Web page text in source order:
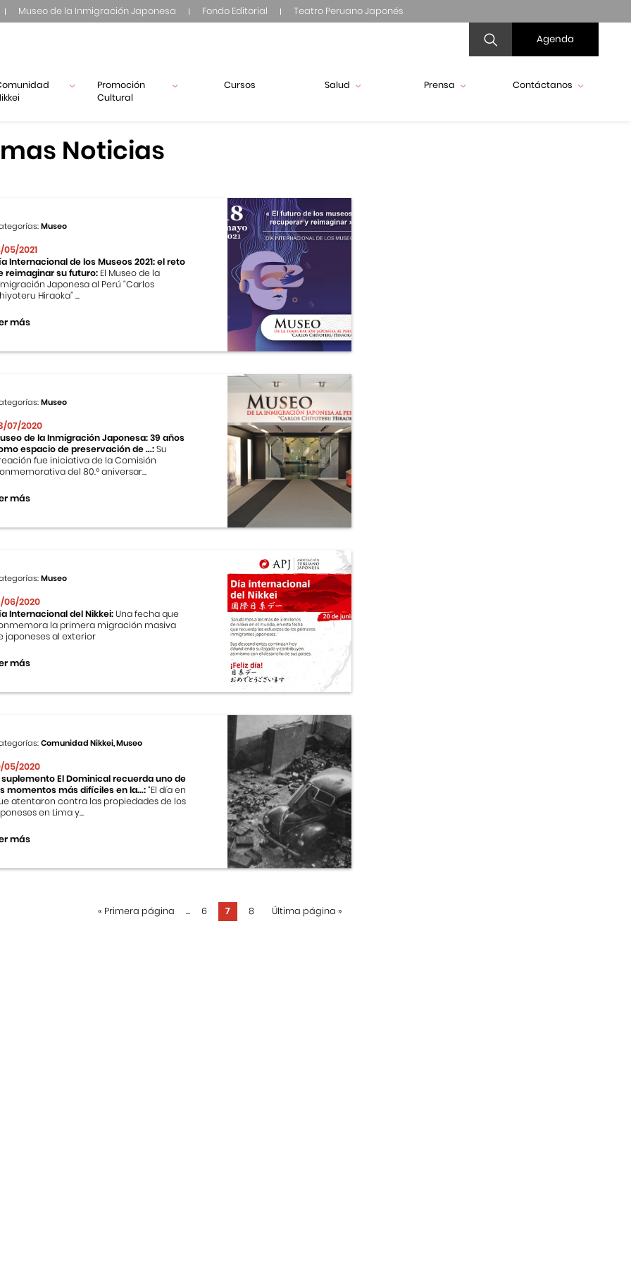
Museo de la Inmigración Japonesa Fondo Editorial Teatro Peruano Japonés
Agenda
Promoción
Cultural
Cursos Salud Prensa Contáctanos
Noticias
Museo
05/2021
Internacional de los Museos 2021: el reto
reimaginar su futuro: El Museo de la
Japonesa al Perú “Carlos
Hiraoka” ...
más
Museo
07/2020
de la Inmigración Japonesa: 39 años
espacio de preservación de ...:Su
fue iniciativa de la Comisión
del 80.º aniversar...
más
Museo
06/2020
Internacional del Nikkei:Una fecha que
la primera migración masiva
japoneses al exterior
más
Comunidad Nikkei, Museo
05/2020
suplemento El Dominical recuerda uno de
momentos más difíciles en la...:“El día en
atentaron contra las propiedades de los
en Lima y...
más
« Primera página ... 6 7 8 Última página »